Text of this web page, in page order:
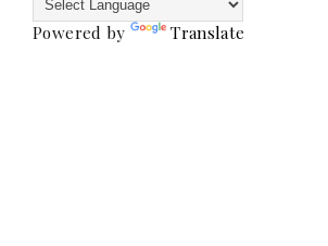
Powered by Translate